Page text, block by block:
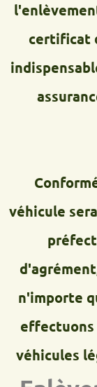
certificat
véhicule
n'importe
effectuons
véhicules